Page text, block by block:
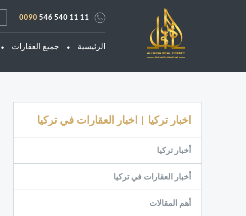
0090 546 540 11 11
الرئيسية جميع العقارات
اخبار تركيا | اخبار العقارات في تركيا
أخبار تركيا
أخبار العقارات في تركيا
أهم المقالات